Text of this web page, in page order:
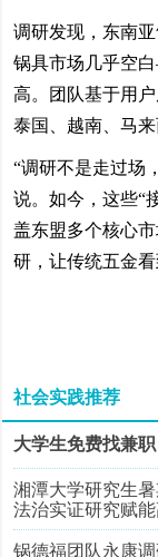
调研发现，东南
锅具市场几乎空
高。团队基于用
泰国、越南、马
“调研不是走过场
说。如今，这些“
盖东盟多个核心
研，让传统五金
社会实践推荐
大学生免费找兼
湘潭大学研究生
法治实证研究赋
锅德福团队永康